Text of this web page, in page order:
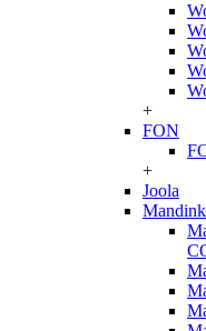
+
FON
+
Joola